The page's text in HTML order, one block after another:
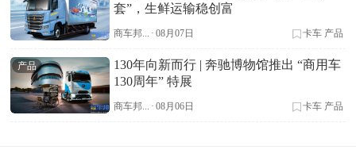
套”，生鲜运输稳创富
商车邦... · 08月07日 卡车 产品
产品
130年向新而行 | 奔驰博物馆推出 “商用车
130周年” 特展
商车邦... · 08月06日 卡车 产品